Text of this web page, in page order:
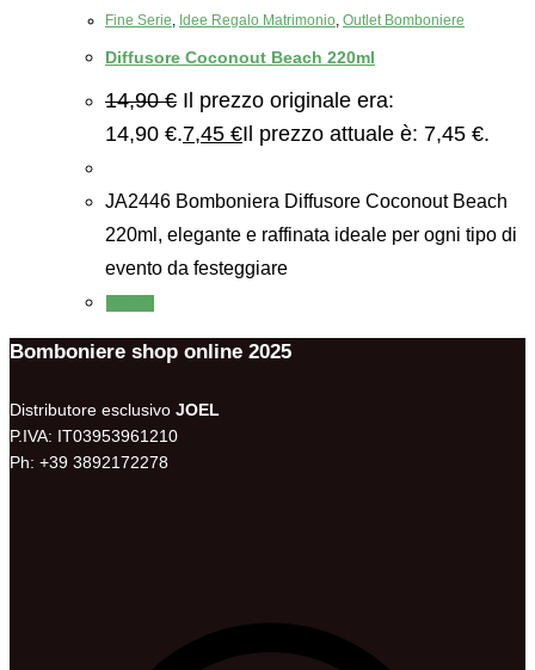
Fine Serie, Idee Regalo Matrimonio, Outlet Bomboniere
Diffusore Coconout Beach 220ml
14,90€ Il prezzo originale era:
14,90 €.7,45 €Il prezzo attuale è: 7,45 €.
JA2446 Bomboniera Diffusore Coconout Beach
220ml, elegante e raffinata ideale per ogni tipo di
evento da festeggiare
Bomboniere shop online 2025
Distributore esclusivo JOEL
P.IVA: IT03953961210
Ph: +39 3892172278